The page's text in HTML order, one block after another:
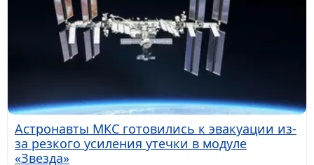
Астронавты МКС готовились к эвакуации из-
за резкого усиления утечки в модуле
«Звезда»